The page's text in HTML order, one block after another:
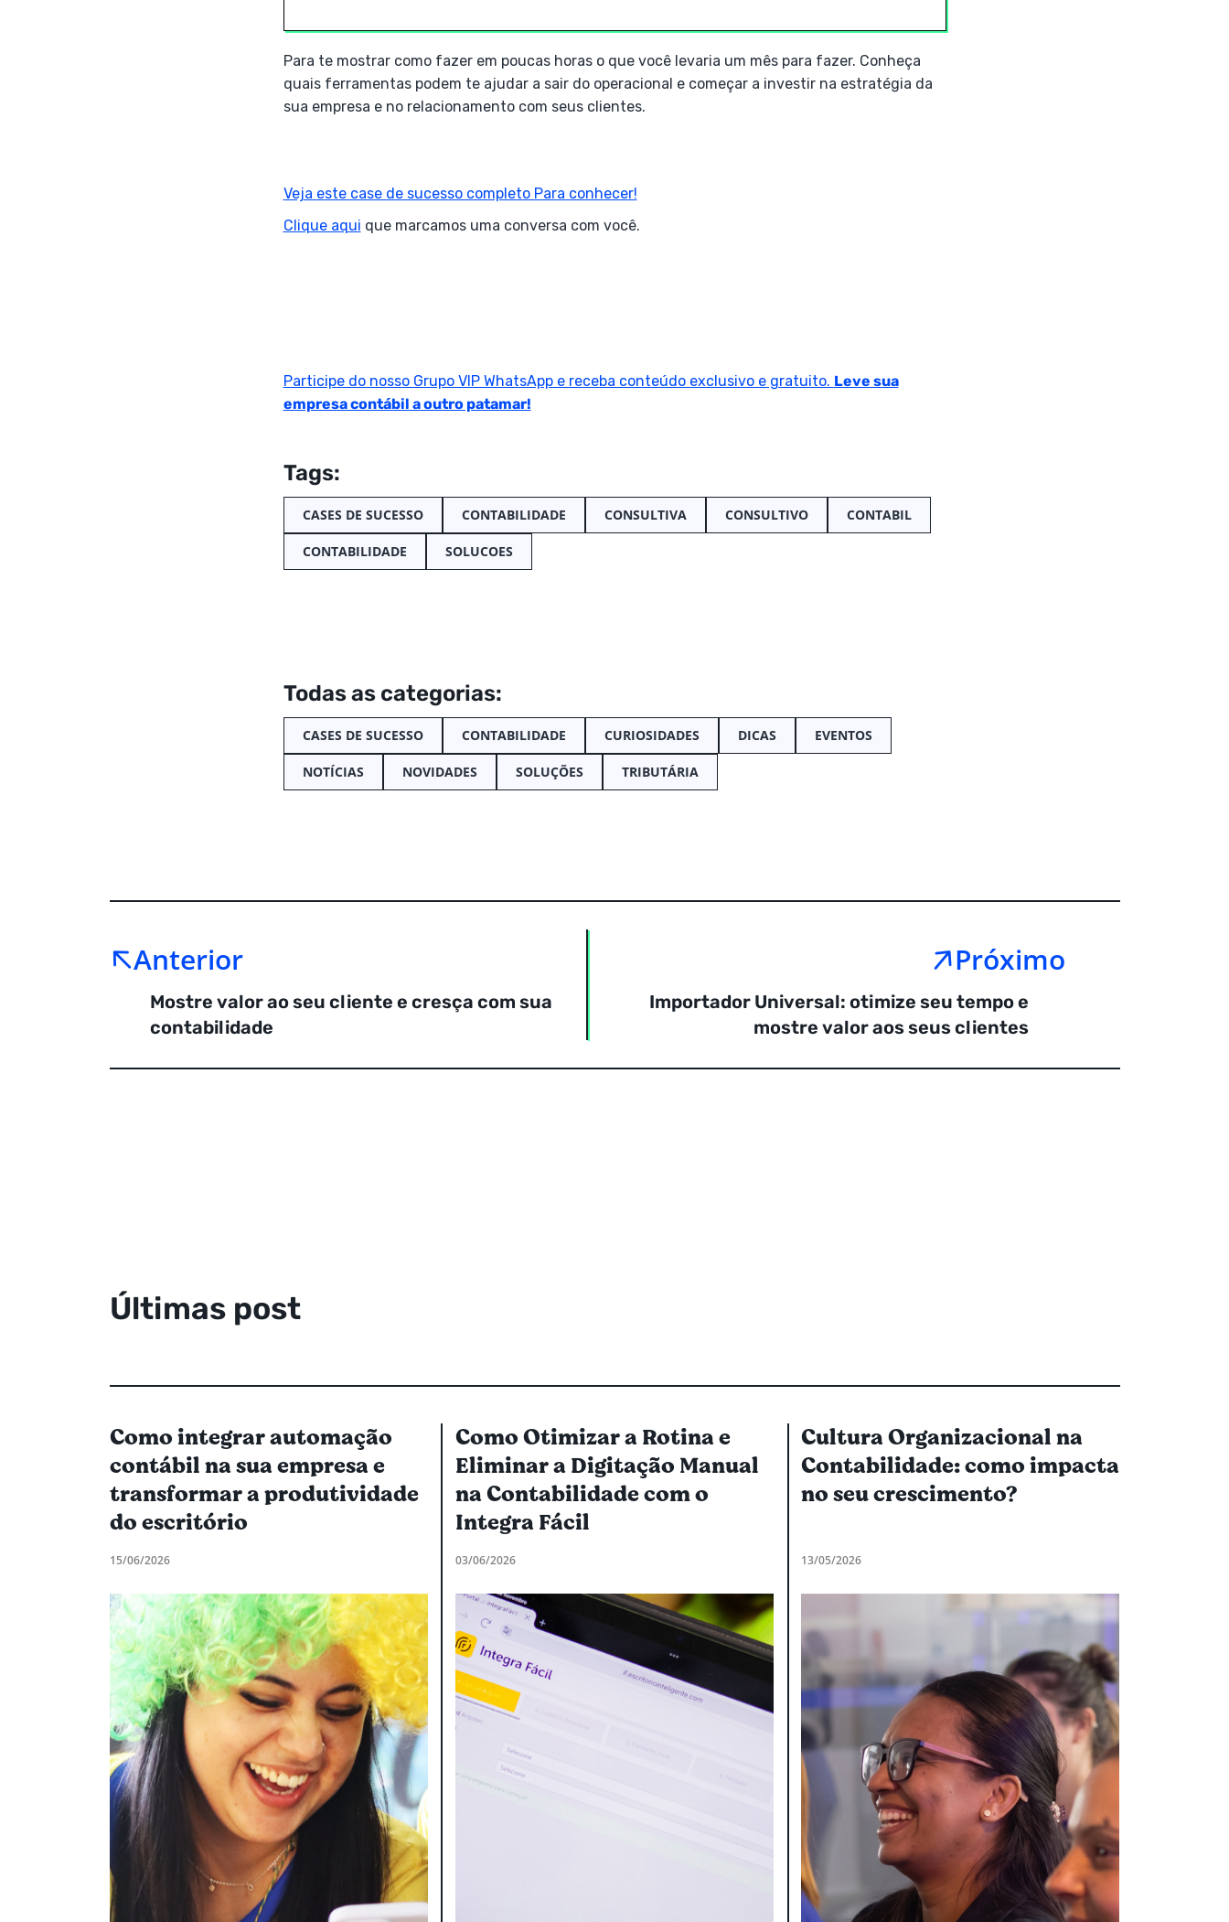
Para te mostrar como fazer em poucas horas o que você levaria um mês para fazer. Conheça
quais ferramentas podem te ajudar a sair do operacional e começar a investir na estratégia da
sua empresa e no relacionamento com seus clientes.
Veja este case de sucesso completo Para conhecer!
Clique aqui que marcamos uma conversa com você.
Participe do nosso Grupo VIP WhatsApp e receba conteúdo exclusivo e gratuito. Leve sua
empresa contábil a outro patamar!
Tags:
CASES DE SUCESSO CONTABILIDADE CONSULTIVA CONSULTIVO CONTABIL
CONTABILIDADE SOLUCOES
Todas as categorias:
CASES DE SUCESSO CONTABILIDADE CURIOSIDADES DICAS EVENTOS
NOTÍCIAS NOVIDADES SOLUÇÕES TRIBUTÁRIA
Anterior
Mostre valor ao seu cliente e cresça com sua
contabilidade
Próximo
Importador Universal: otimize seu tempo e
mostre valor aos seus clientes
Últimas posta
Como integrar automação
contábil na sua empresa e
transformar a produtividade
do escritório
15/06/2026
Como Otimizar a Rotina e
Eliminar a Digitação Manual
na Contabilidade com o
Integra Fácil
03/06/2026
Cultura Organizacional na
Contabilidade: como impacta
no seu crescimento?
13/05/2026